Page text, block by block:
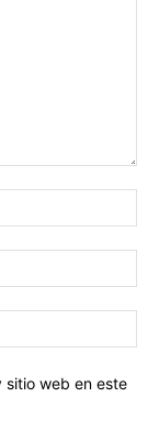
sitio web en este